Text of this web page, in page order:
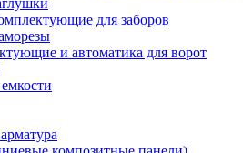
для заборов
и автоматика для ворот